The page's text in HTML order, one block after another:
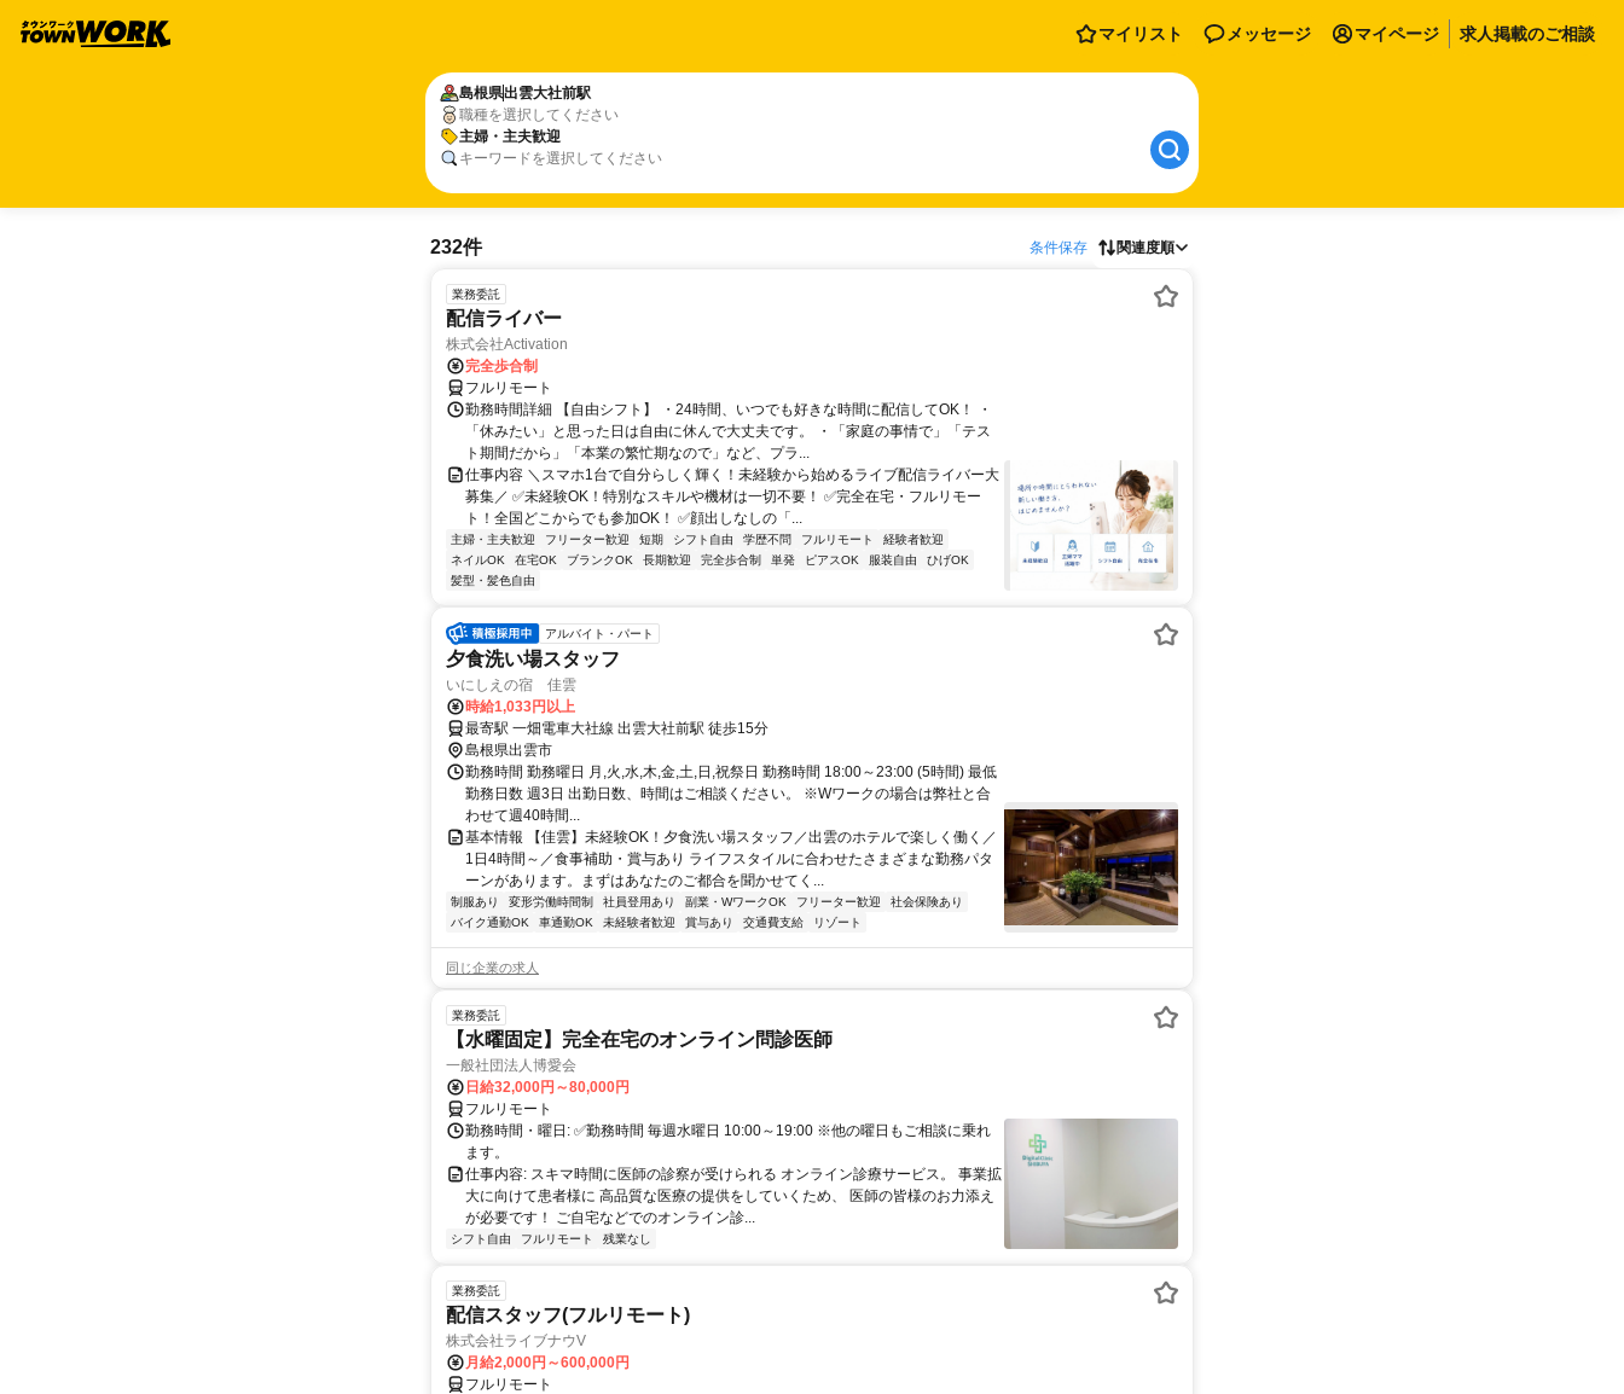
マイリスト メッセージ マイページ 求人掲載のご相談
島根県出雲大社前駅
職種を選択してください
主婦・主夫歓迎
キーワードを選択してください
232件 条件保存 関連度順
業務委託
配信ライバー
株式会社Activation
完全歩合制
フルリモート
勤務時間詳細 【自由シフト】 ・24時間、いつでも好きな時間に配信してOK！ ・
「休みたい」と思った日は自由に休んで大丈夫です。 ・「家庭の事情で」「テス
ト期間だから」「本業の繁忙期なので」など、プラ...
仕事内容 ＼スマホ1台で自分らしく輝く！未経験から始めるライブ配信ライバー大
募集／ ✅未経験OK！特別なスキルや機材は一切不要！ ✅完全在宅・フルリモー
ト！全国どこからでも参加OK！ ✅顔出しなしの「...
主婦・主夫歓迎 フリーター歓迎 短期 シフト自由 学歴不問 フルリモート
経験者歓迎
ネイルOK
在宅OK ブランクOK 長期歓迎 完全歩合制 単発 ピアスOK 服装自由
ひげOK
髪型・髪色自由
アルバイト・パート
夕食洗い場スタッフ
いにしえの宿 佳雲
時給1,033円以上
最寄駅 一畑電車大社線 出雲大社前駅 徒歩15分
島根県出雲市
勤務時間 勤務曜日 月,火,水,木,金,土,日,祝祭日 勤務時間 18:00～23:00 (5時間) 最低
勤務日数 週3日 出勤日数、時間はご相談ください。 ※Wワークの場合は弊社と合
わせて週40時間...
基本情報 【佳雲】未経験OK！夕食洗い場スタッフ／出雲のホテルで楽しく働く／
1日4時間～／食事補助・賞与あり ライフスタイルに合わせたさまざまな勤務パタ
ーンがあります。まずはあなたのご都合を聞かせてく...
制服あり 変形労働時間制 社員登用あり 副業・WワークOK フリーター歓迎
社会保険あり
バイク通勤OK
車通勤OK 未経験者歓迎 賞与あり 交通費支給 リゾート
同じ企業の求人
業務委託
【水曜固定】完全在宅のオンライン問診医師
一般社団法人博愛会
日給32,000円～80,000円
フルリモート
勤務時間・曜日: ✅勤務時間 毎週水曜日 10:00～19:00 ※他の曜日もご相談に乗れ
ます。
仕事内容: スキマ時間に医師の診察が受けられる オンライン診療サービス。 事業拡
大に向けて患者様に 高品質な医療の提供をしていくため、 医師の皆様のお力添え
が必要です！ ご自宅などでのオンライン診...
シフト自由 フルリモート 残業なし
業務委託
配信スタッフ(フルリモート)
株式会社ライブナウV
月給2,000円～600,000円
フルリモート